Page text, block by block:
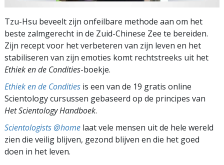
Tzu-Hsu beveelt zijn onfeilbare methode aan om het
beste zalmgerecht in de Zuid-Chinese Zee te bereiden.
Zijn recept voor het verbeteren van zijn leven en het
stabiliseren van zijn emoties komt rechtstreeks uit het
Ethiek en de Condities-boekje.
Ethiek en de Condities is een van de 19 gratis online
Scientology cursussen gebaseerd op de principes van
Het Scientology Handboek.
Scientologists @home laat vele mensen uit de hele wereld
zien die veilig blijven, gezond blijven en die het goed
doen in het leven.